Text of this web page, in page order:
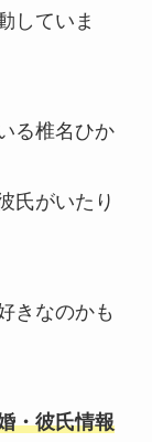
していま
る椎名ひか
氏がいたり
きなのかも
・彼氏情報